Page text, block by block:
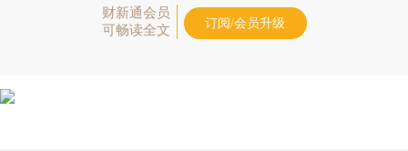
财新通会员
可畅读全文
订阅/会员升级